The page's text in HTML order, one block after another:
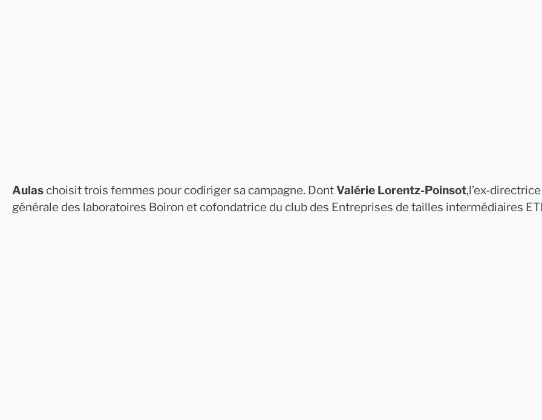
Aulas choisit trois femmes pour codiriger sa campagne. DontValérie Lorentz-Poinsot,l’ex-directrice
générale des laboratoires Boiron et cofondatrice du club des Entreprises de tailles intermédiaires